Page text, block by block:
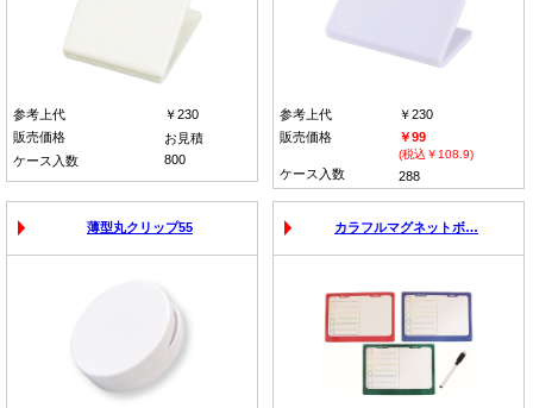
参考上代
￥230
販売価格
お見積
ケース入数
800
参考上代
￥230
販売価格
￥99
(税込￥108.9)
ケース入数 288
薄型丸クリップ55 カラフルマグネットボ…